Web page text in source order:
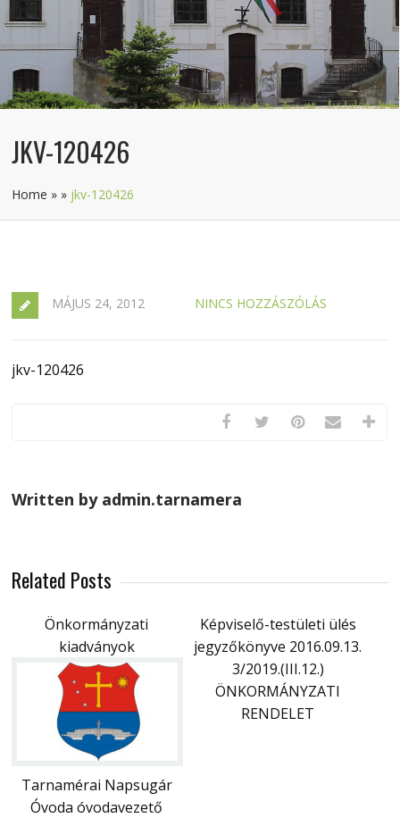
JKV-120426
Home » » jkv-120426
MÁJUS 24, 2012 NINCS HOZZÁSZÓLÁS
jkv-120426
Written by admin.tarnamera
Related Posts
Önkormányzati
kiadványok
Képviselő-testületi ülés
jegyzőkönyve 2016.09.13.
Tarnamérai Napsugár
Óvoda óvodavezető
3/2019.(III.12.)
ÖNKORMÁNYZATI
RENDELET